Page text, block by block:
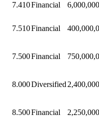
7.410Financial
7.510Financial
7.500Financial
8.000Diversified
8.500Financial